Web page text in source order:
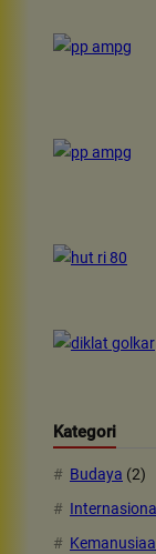
Kategori
Budaya (2)
Internasional